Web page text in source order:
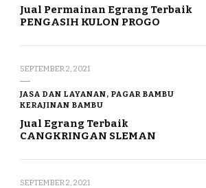
Jual Permainan Egrang Terbaik
PENGASIH KULON PROGO
SEPTEMBER 2, 2021
JASA DAN LAYANAN, PAGAR BAMBU
KERAJINAN BAMBU
Jual Egrang Terbaik
CANGKRINGAN SLEMAN
SEPTEMBER 2, 2021